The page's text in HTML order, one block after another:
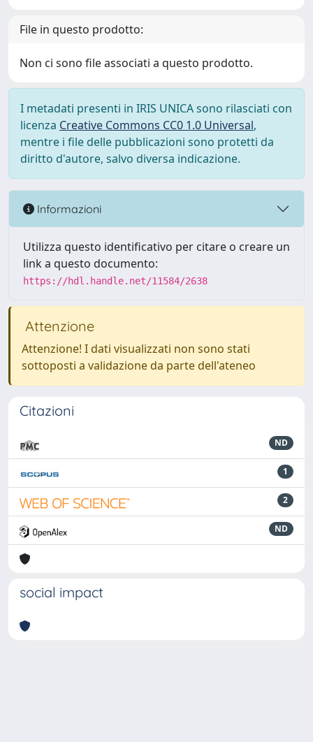
File in questo prodotto:
Non ci sono file associati a questo prodotto.
I metadati presenti in IRIS UNICA sono rilasciati con
licenza Creative Commons CC0 1.0 Universal,
mentre i file delle pubblicazioni sono protetti da
diritto d'autore, salvo diversa indicazione.
Informazioni
Utilizza questo identificativo per citare o creare un
link a questo documento:
https://hdl.handle.net/11584/2638
Attenzione
Attenzione! I dati visualizzati non sono stati
sottoposti a validazione da parte dell'ateneo
Citazioni
ND
1
2
ND
social impact